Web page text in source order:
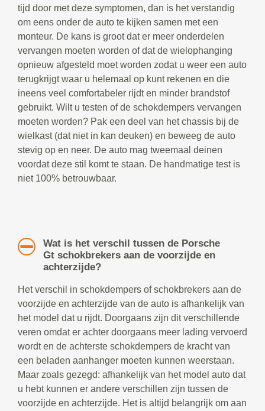
tijd door met deze symptomen, dan is het verstandig
om eens onder de auto te kijken samen met een
monteur. De kans is groot dat er meer onderdelen
vervangen moeten worden of dat de wielophanging
opnieuw afgesteld moet worden zodat u weer een auto
terugkrijgt waar u helemaal op kunt rekenen en die
ineens veel comfortabeler rijdt en minder brandstof
gebruikt. Wilt u testen of de schokdempers vervangen
moeten worden? Pak een deel van het chassis bij de
wielkast (dat niet in kan deuken) en beweeg de auto
stevig op en neer. De auto mag tweemaal deinen
voordat deze stil komt te staan. De handmatige test is
niet 100% betrouwbaar.
Wat is het verschil tussen de Porsche
Gt schokbrekers aan de voorzijde en
achterzijde?
Het verschil in schokdempers of schokbrekers aan de
voorzijde en achterzijde van de auto is afhankelijk van
het model dat u rijdt. Doorgaans zijn dit verschillende
veren omdat er achter doorgaans meer lading vervoerd
wordt en de achterste schokdempers de kracht van
een beladen aanhanger moeten kunnen weerstaan.
Maar zoals gezegd: afhankelijk van het model auto dat
u hebt kunnen er andere verschillen zijn tussen de
voorzijde en achterzijde. Het is altijd belangrijk om aan